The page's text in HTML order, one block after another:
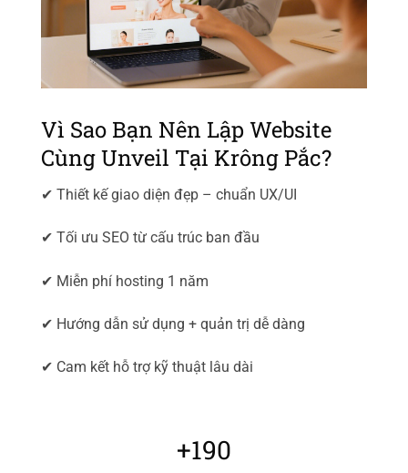
Vì Sao Bạn Nên Lập Website
Cùng Unveil Tại Krông Pắc?
✔ Thiết kế giao diện đẹp – chuẩn UX/UI
✔ Tối ưu SEO từ cấu trúc ban đầu
✔ Miễn phí hosting 1 năm
✔ Hướng dẫn sử dụng + quản trị dễ dàng
✔ Cam kết hỗ trợ kỹ thuật lâu dài
+190